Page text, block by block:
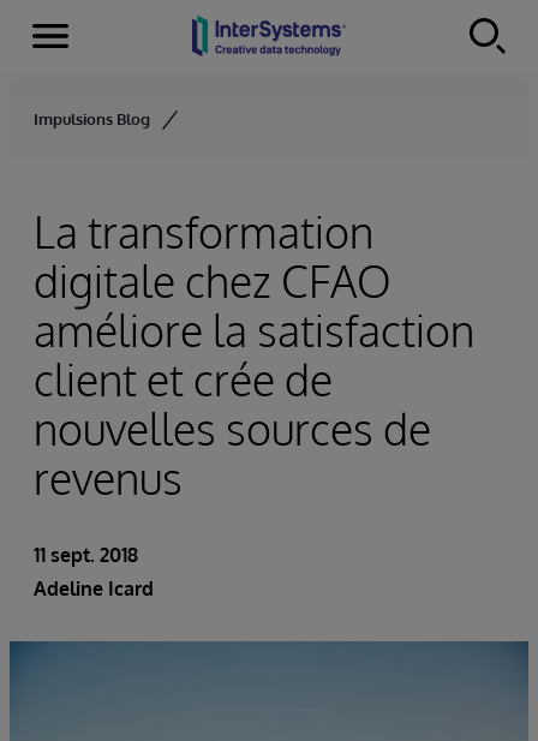
Skip to content
Menu
Impulsions Blog
La transformation
digitale chez CFAO
améliore la satisfaction
client et crée de
nouvelles sources de
revenus
11 sept. 2018
Adeline Icard